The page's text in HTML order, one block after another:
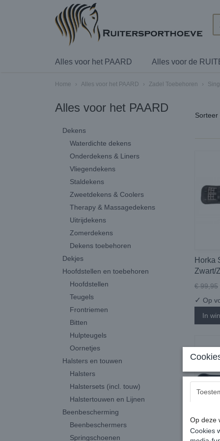
Alles voor het PAARD Alles voor de
Home › Alles voor het PAARD › Zadel Toebehoren ›
Alles voor het PAARD
Dekens
Waterdichte dekens
Onderdekens & Liners
Vliegendekens
Staldekens
Zweetdekens & Coolers
Therapy & Massagedekens
Uitrijdekens
Zomerdekens
Dekens toebehoren
Dekjes
Hoofdstellen en toebehoren
Hoofdstellen
Teugels
Frontriemen
Bitten
Hulpteugels
Oornetjes
Halsters en touwen
Halsters
Halstersets (incl. touw)
Halstertouwen en Lijnen
Beenbescherming
Beenbeschermers
Springschoenen
Horka
Zwart/
€ 99,95
✓ Op
In
Op deze
Cookies